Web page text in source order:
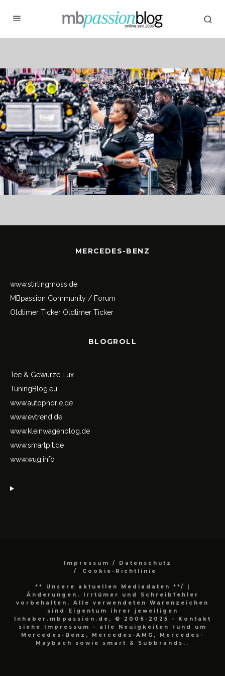
MERCEDES-BENZ
www.stirlingmoss.de
MBpassion Community / Forum
Oldtimer Ticker Oldtimer Ticker
BLOGROLL
Tee & Gewürze Lux
TuningBlog.eu
www.autophorie.de
www.evtrend.de
www.kleinwagenblog.de
www.smartpit.de
www.wug.info
Impressum / Datenschutz
Cookie-Richtlinie
** Unsere aktuellen Mediadaten **/
|
Änderungen, Irrtümer und Schreibfehler
vorbehalten. Alle verwendeten Warenzeichen
sind Eigentum ihrer jeweiligen
Inhaber.mbpassion.de, © 2006-2025 - Kontakt
siehe Impressum - alle Neuigkeiten rund um
Mercedes-Benz, Mercedes-AMG, Mercedes-
Maybach sowie smart & Subbrands..